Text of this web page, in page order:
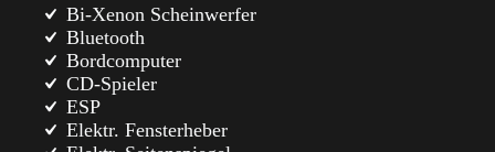
Bi-Xenon Scheinwerfer
Bluetooth
Bordcomputer
CD-Spieler
ESP
Elektr. Fensterheber